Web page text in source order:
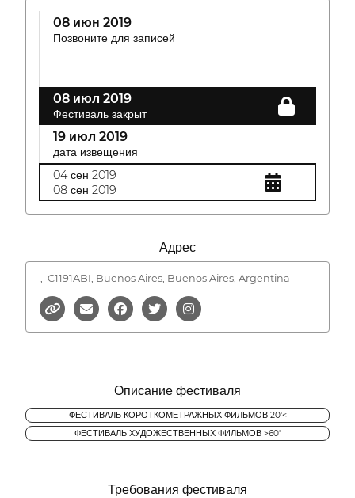
08 июн 2019
Позвоните для записей
08 июл 2019
Фестиваль закрыт
19 июл 2019
дата извещения
04 сен 2019
08 сен 2019
Адрес
-, C1191ABI, Buenos Aires, Buenos Aires, Argentina
Описание фестиваля
ФЕСТИВАЛЬ КОРОТКОМЕТРАЖНЫХ ФИЛЬМОВ 20'<
ФЕСТИВАЛЬ ХУДОЖЕСТВЕННЫХ ФИЛЬМОВ >60'
Требования фестиваля